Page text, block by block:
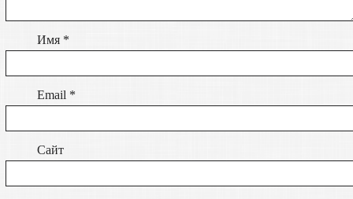
Имя *
Email *
Сайт